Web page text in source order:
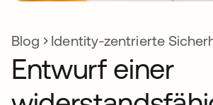
Blog Identity-zentrierte
Entwurf einer